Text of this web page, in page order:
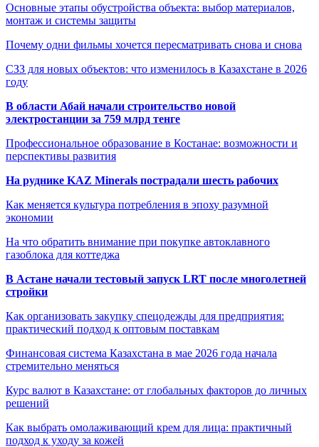
Основные этапы обустройства объекта: выбор материалов,
монтаж и системы защиты
Почему одни фильмы хочется пересматривать снова и снова
СЗЗ для новых объектов: что изменилось в Казахстане в 2026
году
В области Абай начали строительство новой
электростанции за 759 млрд тенге
Профессиональное образование в Костанае: возможности и
перспективы развития
На руднике KAZ Minerals пострадали шесть рабочих
Как меняется культура потребления в эпоху разумной
экономии
На что обратить внимание при покупке автоклавного
газоблока для коттеджа
В Астане начали тестовый запуск LRT после многолетней
стройки
Как организовать закупку спецодежды для предприятия:
практический подход к оптовым поставкам
Финансовая система Казахстана в мае 2026 года начала
стремительно меняться
Курс валют в Казахстане: от глобальных факторов до личных
решений
Как выбрать омолаживающий крем для лица: практичный
подход к уходу за кожей